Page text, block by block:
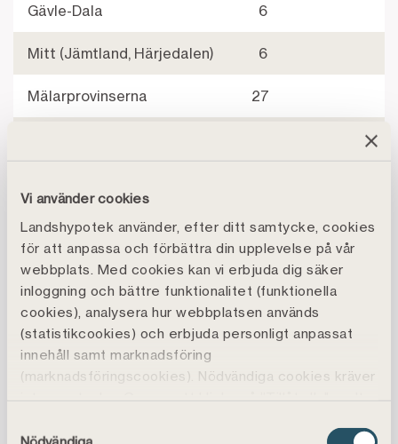
Vi använder cookies
Landshypotek använder, efter ditt samtycke, cookies
för att anpassa och förbättra din upplevelse på vår
webbplats. Med cookies kan vi erbjuda dig säker
inloggning och bättre funktionalitet (funktionella
cookies), analysera hur webbplatsen används
(statistikcookies) och erbjuda personligt anpassat
innehåll samt marknadsföring
(marknadsföringscookies). Nödvändiga cookies kräver
inte samtycke. Genom att klicka på ”Tillåt alla" godtar
statistikcookies vilket är frivilligt.
Gävle-Dala 6
Mitt (Jämtland, Härjedalen) 6
Mälarprovinserna 27
Västerbotten)
Skåne
Småland m.fl. provinser 26
Väst 10
Wermland 25
Örebro 11